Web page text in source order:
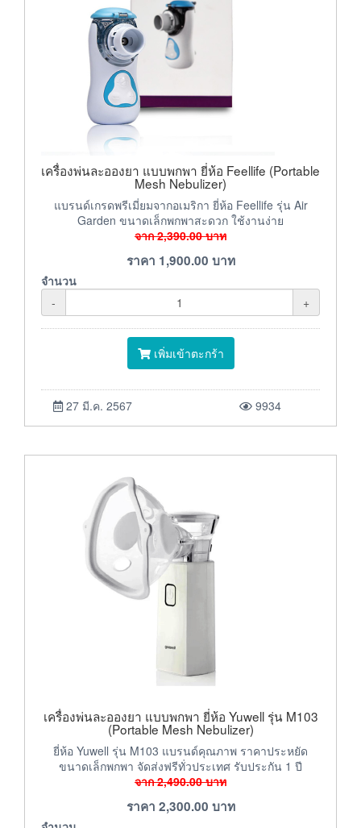
เครื่องพ่นละอองยา แบบพกพา ยี่ห้อ Feellife (Portable
Mesh Nebulizer)
แบรนด์เกรดพรีเมี่ยมจากอเมริกา ยี่ห้อ Feellife รุ่น Air
Garden ขนาดเล็กพกพาสะดวก ใช้งานง่าย
จาก2,390.00บาท
ราคา 1,900.00 บาท
จำนวน
-
+
เพิ่มเข้าตะกร้า
27 มี.ค. 2567 9934
เครื่องพ่นละอองยา แบบพกพา ยี่ห้อ Yuwell รุ่น M103
(Portable Mesh Nebulizer)
ยี่ห้อ Yuwell รุ่น M103 แบรนด์คุณภาพ ราคาประหยัด
ขนาดเล็กพกพา จัดส่งฟรีทั่วประเทศ รับประกัน 1 ปี
จาก2,490.00บาท
ราคา 2,300.00 บาท